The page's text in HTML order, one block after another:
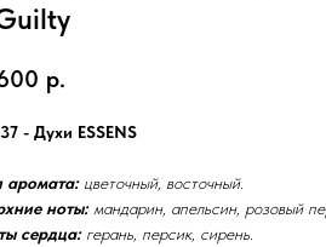
р.
- Духи ESSENS
аромата:цветочный, восточный.
ноты:мандарин, апельсин, розовый
сердца: герань, персик, сирень.